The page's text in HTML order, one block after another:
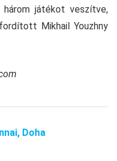
játékot veszítve,
Mikhail Youzhny
Doha